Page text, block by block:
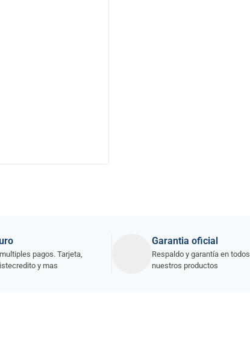
pagos. Tarjeta,
y mas
Garantia oficial
Respaldo y garantía en todos
nuestros productos